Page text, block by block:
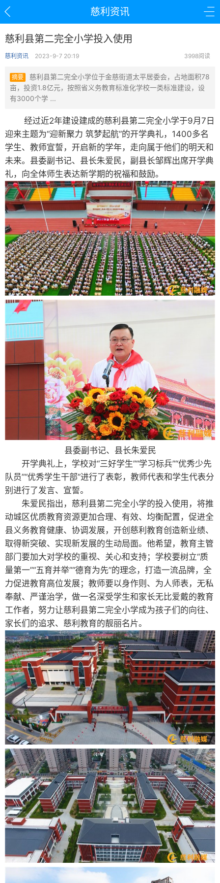
慈利资讯
慈利县第二完全小学投入使用
慈利资讯 2023-9-7 20:19 3998阅读
摘要
慈利县第二完全小学位于金慈街道太平居委会，占地面积78
亩，投资1.8亿元，按照省义务教育标准化学校一类标准建设，设
有3000个学 ...
经过近2年建设建成的慈利县第二完全小学于9月7日
迎来主题为“迎新聚力 筑梦起航”的开学典礼，1400多名
学生、教师宣誓，开启新的学年，走向属于他们的明天和
未来。县委副书记、县长朱爱民，副县长邹辉出席开学典
礼，向全体师生表达新学期的祝福和鼓励。
县委副书记、县长朱爱民
开学典礼上，学校对“三好学生”“学习标兵”“优秀少先
队员”“优秀学生干部”进行了表彰，教师代表和学生代表分
别进行了发言、宣誓。
朱爱民指出，慈利县第二完全小学的投入使用，将推
动城区优质教育资源更加合理、有效、均衡配置，促进全
县义务教育健康、协调发展，开创慈利教育创造新业绩、
取得新突破、实现新发展的生动局面。他希望，教育主管
部门要加大对学校的重视、关心和支持；学校要树立“质
量第一”“五育并举”“德育为先”的理念，打造一流品牌，全
力促进教育高位发展；教师要以身作则、为人师表，无私
奉献、严谨治学，做一名深受学生和家长无比爱戴的教育
工作者，努力让慈利县第二完全小学成为孩子们的向往、
家长们的追求、慈利教育的靓丽名片。